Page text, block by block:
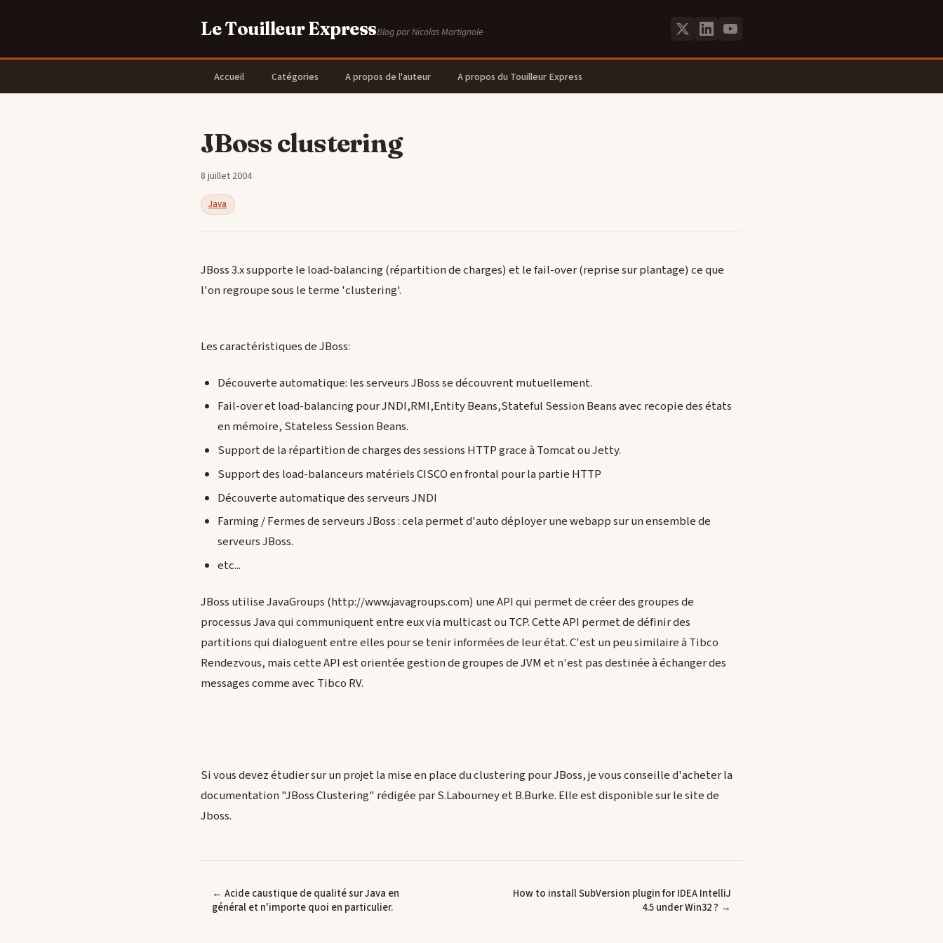
Le Touilleur ExpressBlog par Nicolas Martignole
Accueil Catégories A propos de l'auteur A propos du Touilleur Express
JBoss clustering
8 juillet 2004
Java
JBoss 3.x supporte le load-balancing (répartition de charges) et le fail-over (reprise sur plantage) ce que
l'on regroupe sous le terme 'clustering'.
Les caractéristiques de JBoss:
Découverte automatique: les serveurs JBoss se découvrent mutuellement.
Fail-over et load-balancing pour JNDI,RMI,Entity Beans,Stateful Session Beans avec recopie des états
en mémoire, Stateless Session Beans.
Support de la répartition de charges des sessions HTTP grace à Tomcat ou Jetty.
Support des load-balanceurs matériels CISCO en frontal pour la partie HTTP
Découverte automatique des serveurs JNDI
Farming / Fermes de serveurs JBoss : cela permet d'auto déployer une webapp sur un ensemble de
serveurs JBoss.
etc...
JBoss utilise JavaGroups (http://www.javagroups.com) une API qui permet de créer des groupes de
processus Java qui communiquent entre eux via multicast ou TCP. Cette API permet de définir des
partitions qui dialoguent entre elles pour se tenir informées de leur état. C'est un peu similaire à Tibco
Rendezvous, mais cette API est orientée gestion de groupes de JVM et n'est pas destinée à échanger des
messages comme avec Tibco RV.
Si vous devez étudier sur un projet la mise en place du clustering pour JBoss, je vous conseille d'acheter la
documentation "JBoss Clustering" rédigée par S.Labourney et B.Burke. Elle est disponible sur le site de
Jboss.
← Acide caustique de qualité sur Java en
général et n'importe quoi en particulier.
How to install SubVersion plugin for IDEA IntelliJ
4.5 under Win32 ? →